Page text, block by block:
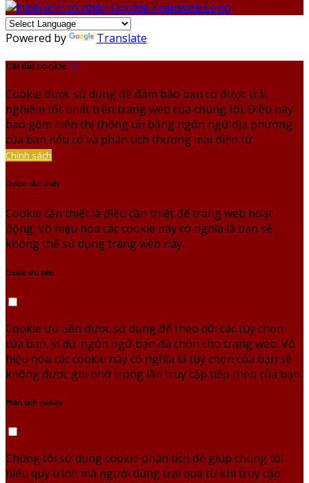
Powered by Translate
Cài đặt cookie
Cookie được sử dụng để đảm bảo bạn có được trải
nghiệm tốt nhất trên trang web của chúng tôi. Điều này
bao gồm hiển thị thông tin bằng ngôn ngữ địa phương
của bạn nếu có và phân tích thương mại điện tử.
Chính sách
Cookie cần thiết
Cookie cần thiết là điều cần thiết để trang web hoạt
động. Vô hiệu hóa các cookie này có nghĩa là bạn sẽ
không thể sử dụng trang web này.
Cookie ưu tiên
Cookie ưu tiên được sử dụng để theo dõi các tùy chọn
của bạn, ví dụ: ngôn ngữ bạn đã chọn cho trang web. Vô
hiệu hóa các cookie này có nghĩa là tùy chọn của bạn sẽ
không được ghi nhớ trong lần truy cập tiếp theo của bạn.
Phân tích cookies
Chúng tôi sử dụng cookie phân tích để giúp chúng tôi
hiểu quy trình mà người dùng trải qua từ khi truy cập